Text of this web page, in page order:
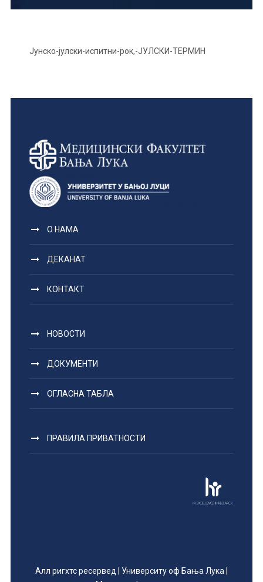
Јунско-јулски-испитни-рок,-ЈУЛСКИ-ТЕРМИН
О НАМА
ДЕКАНАТ
КОНТАКТ
НОВОСТИ
ДОКУМЕНТИ
ОГЛАСНА ТАБЛА
ПРАВИЛА ПРИВАТНОСТИ
Алл ригхтс ресервед | Университy оф Бања Лука |